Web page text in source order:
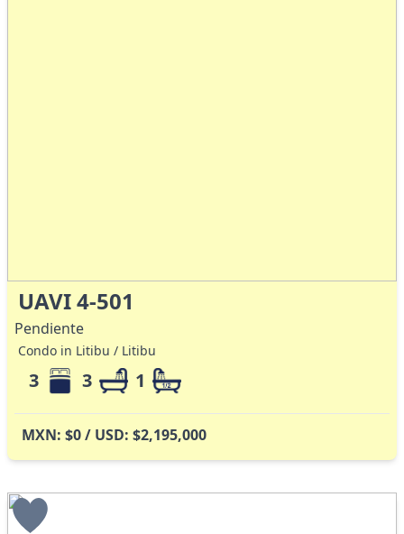
UAVI 4-501
Pendiente
Condo in Litibu / Litibu
3 3 1
MXN: $0 / USD: $2,195,000